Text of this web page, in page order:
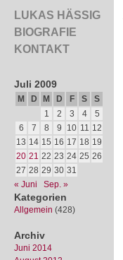
LUKAS HÄSSIG
BIOGRAFIE
KONTAKT
Juli 2009
M D M D F S
S
1
2 3 4
5
6
7 8 9 10 11 12
13 14 15 16 17 18 19
20 21 22 23 24 25 26
27 28 29 30 31
« Juni
Sep. »
Kategorien
Allgemein (428)
Archiv
Juni 2014